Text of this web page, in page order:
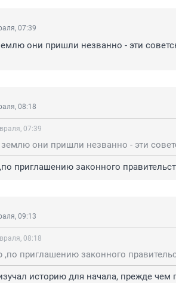
07:39
они пришли незванно - эти
08:18
07:39
приглашению законного
09:13
08:18
приглашению законного
историю для начала, прежде чем